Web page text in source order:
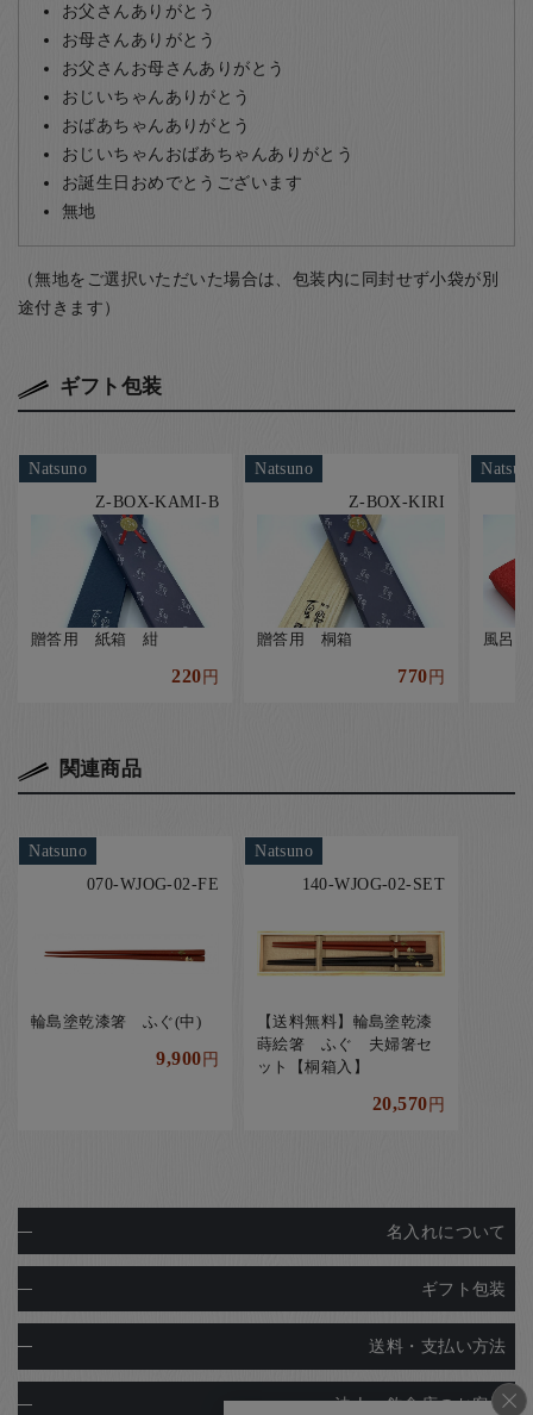
お父さんありがとう
お母さんありがとう
お父さんお母さんありがとう
おじいちゃんありがとう
おばあちゃんありがとう
おじいちゃんおばあちゃんありがとう
お誕生日おめでとうございます
無地
（無地をご選択いただいた場合は、包装内に同封せず小袋が別
途付きます）
ギフト包装
Natsuno
Z-BOX-KAMI-B
贈答用 紙箱 紺
220円
Natsuno
Z-BOX-KIRI
贈答用 桐箱
770円
風呂
関連商品
Natsuno
070-WJOG-02-FE
輪島塗乾漆箸 ふぐ(中)
9,900円
Natsuno
140-WJOG-02-SET
【送料無料】輪島塗乾漆
蒔絵箸 ふぐ 夫婦箸セ
ット【桐箱入】
20,570円
名入れについて
ギフト包装
送料・支払い方法
法人・飲食店のお客様